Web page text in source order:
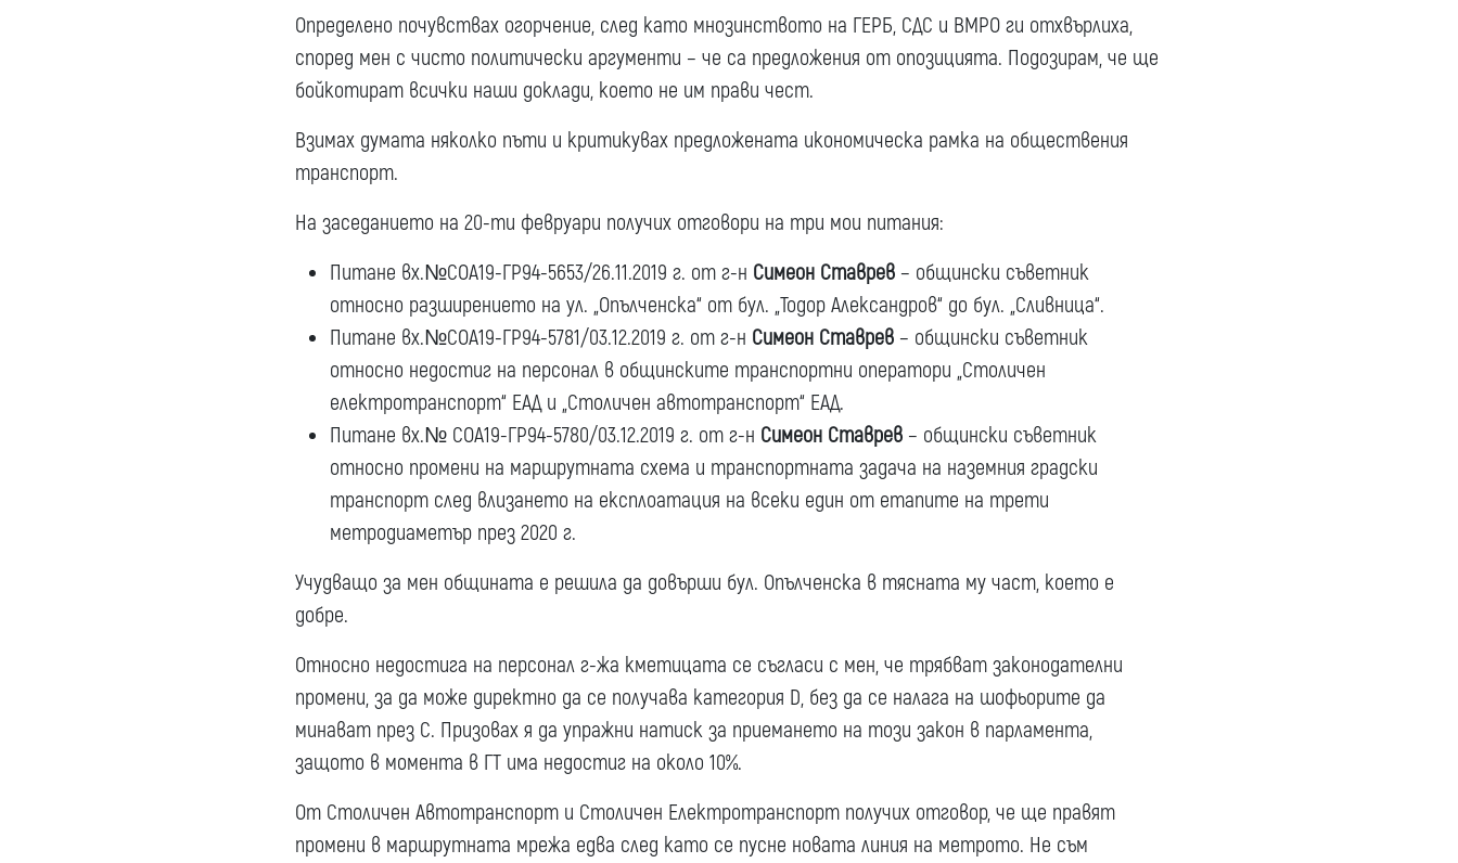
Определено почувствах огорчение, след като мнозинството на ГЕРБ, СДС и ВМРО ги отхвърлиха,
според мен с чисто политически аргументи – че са предложения от опозицията. Подозирам, че ще
бойкотират всички наши доклади, което не им прави чест.
Взимах думата няколко пъти и критикувах предложената икономическа рамка на обществения
транспорт.
На заседанието на 20-ти февруари получих отговори на три мои питания:
Питане вх.№СОА19-ГР94-5653/26.11.2019 г. от г-н Симеон Ставрев – общински съветник
относно разширението на ул. „Опълченска“ от бул. „Тодор Александров“ до бул. „Сливница“.
Питане вх.№СОА19-ГР94-5781/03.12.2019 г. от г-н Симеон Ставрев – общински съветник
относно недостиг на персонал в общинските транспортни оператори „Столичен
електротранспорт“ ЕАД и „Столичен автотранспорт“ ЕАД.
Питане вх.№ СОА19-ГР94-5780/03.12.2019 г. от г-н Симеон Ставрев – общински съветник
относно промени на маршрутната схема и транспортната задача на наземния градски
транспорт след влизането на експлоатация на всеки един от етапите на трети
метродиаметър през 2020 г.
Учудващо за мен общината е решила да довърши бул. Опълченска в тясната му част, което е
добре.
Относно недостига на персонал г-жа кметицата се съгласи с мен, че трябват законодателни
промени, за да може директно да се получава категория D, без да се налага на шофьорите да
минават през C. Призовах я да упражни натиск за приемането на този закон в парламента,
защото в момента в ГТ има недостиг на около 10%.
От Столичен Автотранспорт и Столичен Електротранспорт получих отговор, че ще правят
промени в маршрутната мрежа едва след като се пусне новата линия на метрото. Не съм